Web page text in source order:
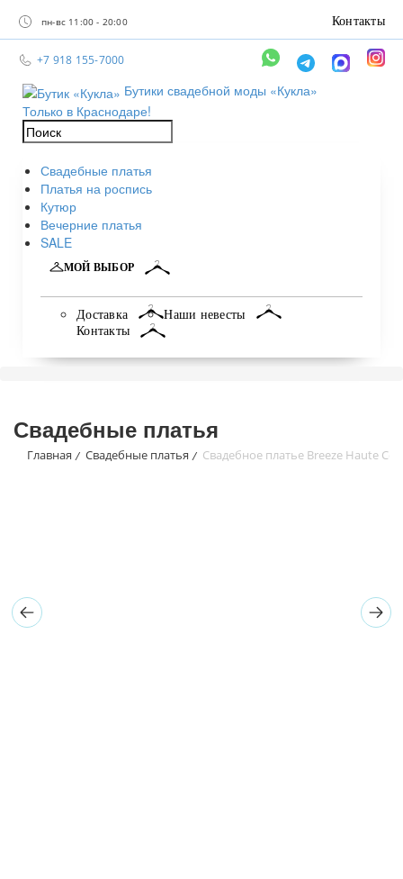
пн-вс 11:00 - 20:00 Контакты
+7 918 155-7000
Бутики свадебной моды «Кукла»
Только в Краснодаре!
Свадебные платья
Платья на роспись
Кутюр
Вечерние платья
SALE
МОЙ ВЫБОР
Доставка
Наши невесты
Контакты
Свадебные платья
Главная / Свадебные платья / Свадебное платье Breeze Haute